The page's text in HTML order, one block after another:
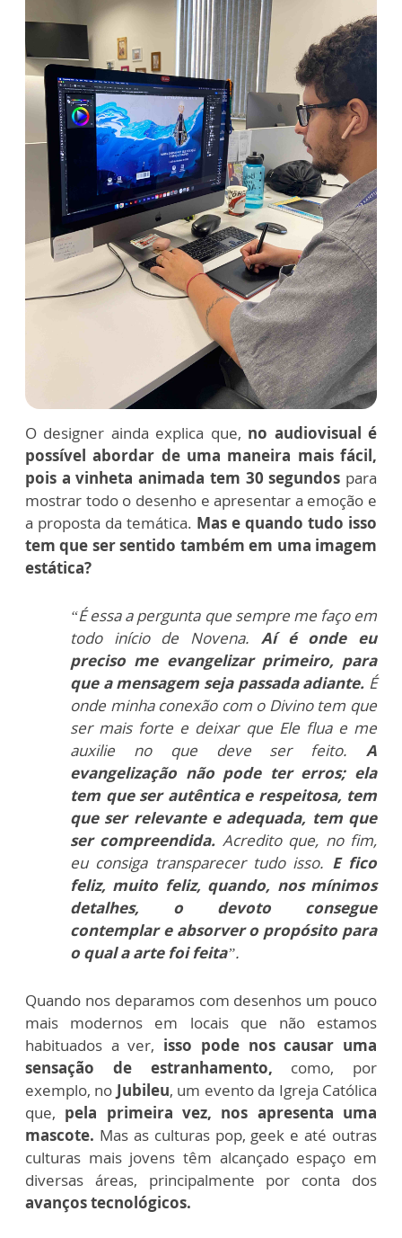
O designer ainda explica que, no audiovisual é
possível abordar de uma maneira mais fácil,
pois a vinheta animada tem 30 segundos para
mostrar todo o desenho e apresentar a emoção e
a proposta da temática. Mas e quando tudo isso
tem que ser sentido também em uma imagem
estática?
“É essa a pergunta que sempre me faço em
todo início de Novena. Aí é onde eu
preciso me evangelizar primeiro, para
que a mensagem seja passada adiante. É
onde minha conexão com o Divino tem que
ser mais forte e deixar que Ele flua e me
auxilie no que deve ser feito. A
evangelização não pode ter erros; ela
tem que ser autêntica e respeitosa, tem
que ser relevante e adequada, tem que
ser compreendida. Acredito que, no fim,
eu consiga transparecer tudo isso. E fico
feliz, muito feliz, quando, nos mínimos
detalhes, o devoto consegue
contemplar e absorver o propósito para
o qual a arte foi feita”.
Quando nos deparamos com desenhos um pouco
mais modernos em locais que não estamos
habituados a ver, isso pode nos causar uma
sensação de estranhamento, como, por
exemplo, no Jubileu, um evento da Igreja Católica
que, pela primeira vez, nos apresenta uma
mascote. Mas as culturas pop, geek e até outras
culturas mais jovens têm alcançado espaço em
diversas áreas, principalmente por conta dos
avanços tecnológicos.